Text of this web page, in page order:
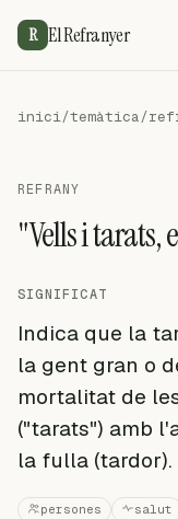
R El Refranyer
inici/temàtica/
REFRANY
"Vells i tarats,
SIGNIFICAT
Indica que la
la gent gran o
mortalitat de
("tarats") amb
la fulla (tardor).
persones salut